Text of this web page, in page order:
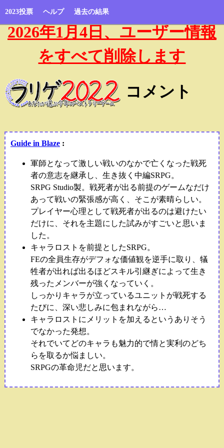
2023投票 ヘルプ 過去の結果
2026年1月4日、ユーザー情報
をすべて削除します
コメント
Guide in Blaze:
軍師となって激しい戦いのなかで亡くなった戦死
者の意志を継承し、生き抜く中編SRPG。
SRPG Studio製。戦死者が出る前提のゲームなだけ
あって戦いの緊張感が高く、そこが素晴らしい。
プレイヤー心理として戦死者が出るのは避けたい
だけに、それを主題にした試みがすごいと思いま
した。
キャラロストを前提としたSRPG。
FEの全員生存がデフォな価値観を逆手に取り、犠
牲者が出れば出るほどスキル引継ぎによって生き
残ったメンバーが強くなっていく。
しっかりキャラが立っているユニットが戦死する
たびに、深い悲しみに包まれながら…
キャラロストにメリットを加えるというありそう
でなかった発想。
それでいてどのキャラも魅力的で情と実利のどち
らを取るか悩ましい。
SRPGの革命児だと思います。